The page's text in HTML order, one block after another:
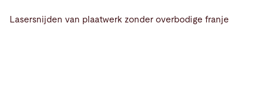
Lasersnijden van plaatwerk zonder overbodige franje